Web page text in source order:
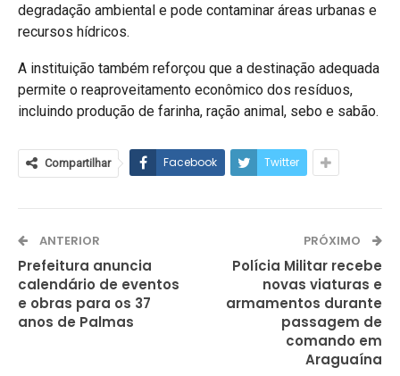
degradação ambiental e pode contaminar áreas urbanas e
recursos hídricos.
A instituição também reforçou que a destinação adequada
permite o reaproveitamento econômico dos resíduos,
incluindo produção de farinha, ração animal, sebo e sabão.
Compartilhar Facebook Twitter
ANTERIOR
Prefeitura anuncia
calendário de eventos
e obras para os 37
anos de Palmas
PRÓXIMO
Polícia Militar recebe
novas viaturas e
armamentos durante
passagem de
comando em
Araguaína